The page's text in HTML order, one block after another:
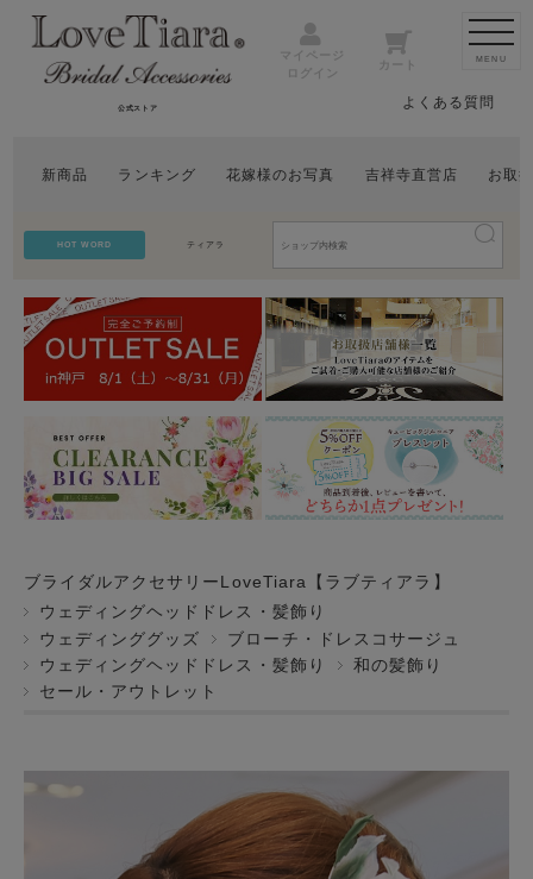
公式ストア
マイページ
ログイン
カート
よくある質問
新商品 ランキング 花嫁様のお写真 吉祥寺直営店 お取
HOT WORD ティアラ
MENU
ブライダルアクセサリーLoveTiara【ラブティアラ】
ウェディングヘッドドレス・髪飾り
ウェディンググッズ
ブローチ・ドレスコサージュ
ウェディングヘッドドレス・髪飾り
和の髪飾り
セール・アウトレット